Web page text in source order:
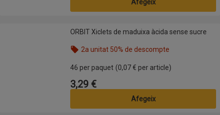
Afegeix
ORBIT Xiclets de maduixa àcida sense sucreORBIT Xiclets de maduixa àcida sense sucre
2a unitat 50% de descompte
46 per paquet (0,07 € per article)
Preu
3,29 €
Afegeix